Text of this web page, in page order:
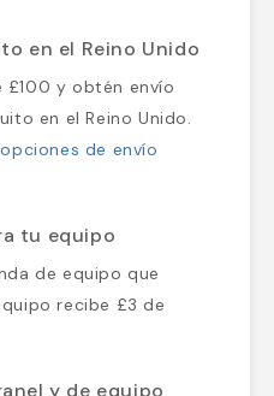
en el Reino Unido
£100 y obtén envío
en el Reino Unido.
opciones de envío
tu equipo
de equipo que
recibe £3 de
y de equipo